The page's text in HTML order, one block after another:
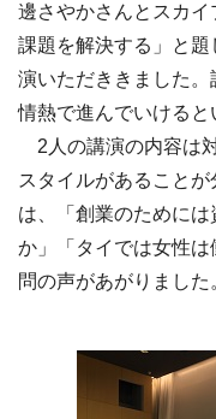
邊さやかさんとスカ
課題を解決する」と
演いただききました。
情熱で進んでいけると
2人の講演の内容は
スタイルがあること
は、「創業のために
か」「タイでは女性
問の声があがりました